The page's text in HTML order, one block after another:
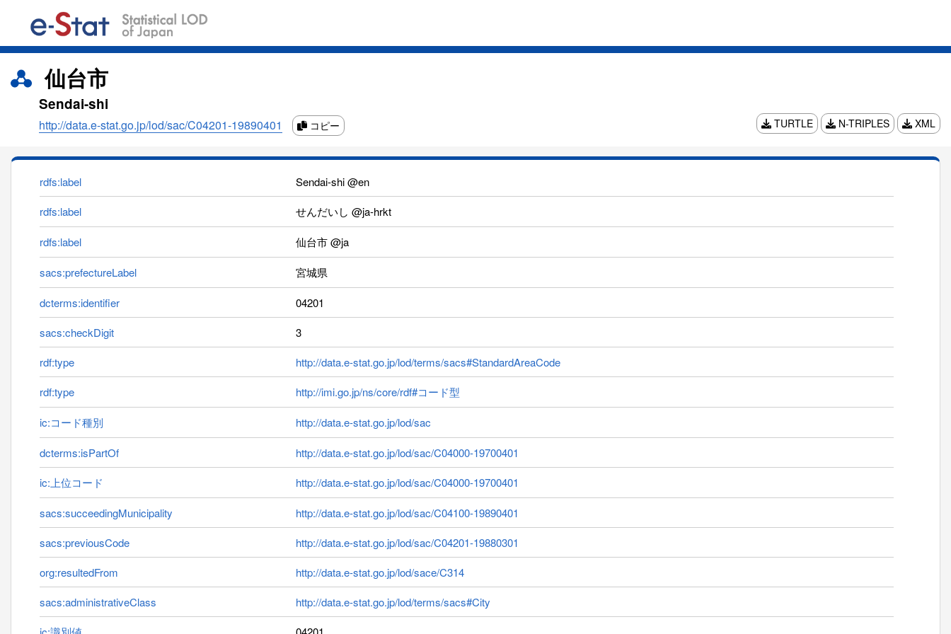
仙台市
Sendai-shi
http://data.e-stat.go.jp/lod/sac/C04201-19890401 コピー TURTLE N-TRIPLES XML
rdfs:label
Sendai-shi @en
rdfs:label
せんだいし @ja-hrkt
rdfs:label 仙台市 @ja
sacs:prefectureLabel 宮城県
dcterms:identifier
04201
sacs:checkDigit
3
rdf:type
http://data.e-stat.go.jp/lod/terms/sacs#StandardAreaCode
rdf:type
http://imi.go.jp/ns/core/rdf#コード型
ic:コード種別 http://data.e-stat.go.jp/lod/sac
dcterms:isPartOf
http://data.e-stat.go.jp/lod/sac/C04000-19700401
ic:上位コード
http://data.e-stat.go.jp/lod/sac/C04000-19700401
sacs:succeedingMunicipality
http://data.e-stat.go.jp/lod/sac/C04100-19890401
sacs:previousCode
http://data.e-stat.go.jp/lod/sac/C04201-19880301
org:resultedFrom
http://data.e-stat.go.jp/lod/sace/C314
sacs:administrativeClass
http://data.e-stat.go.jp/lod/terms/sacs#City